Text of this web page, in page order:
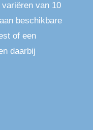
van 10
beschikbare
of een
daarbij